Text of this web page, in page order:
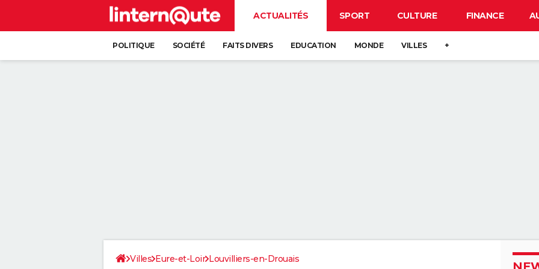
ACTUALITÉS SPORT CULTURE FINANCE
POLITIQUE SOCIÉTÉ FAITS DIVERS EDUCATION MONDE VILLES +
Villes Eure-et-Loir Louvilliers-en-Drouais